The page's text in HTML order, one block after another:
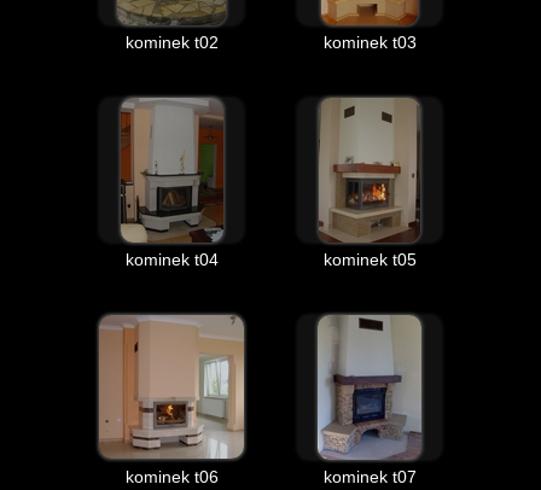
kominek t02 kominek t03
kominek t04 kominek t05
kominek t06 kominek t07